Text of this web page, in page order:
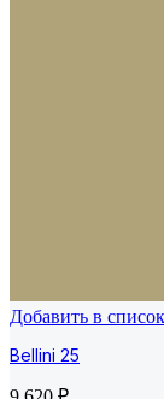
Добавить в
Bellini 25